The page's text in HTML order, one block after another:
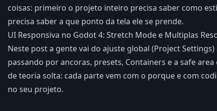
coisas: primeiro o projeto inteiro precisa saber como
precisa saber a que ponto da tela ele se prende.
UI Responsiva no Godot 4: Stretch Mode e Multiplas
Neste post a gente vai do ajuste global (Project
passando por ancoras, presets, Containers e a safe
de teoria solta: cada parte vem com o porque e com
no seu projeto.